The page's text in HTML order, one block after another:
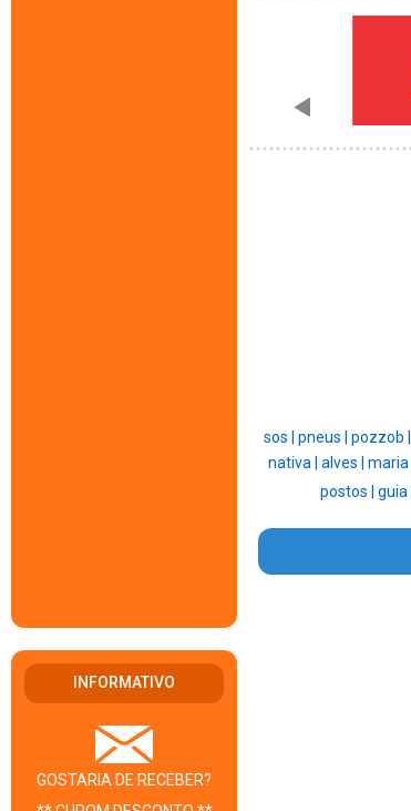
INFORMATIVO
GOSTARIA DE RECEBER?
sos | pneus | pozzob |
nativa | alves | maria |
postos | guia |